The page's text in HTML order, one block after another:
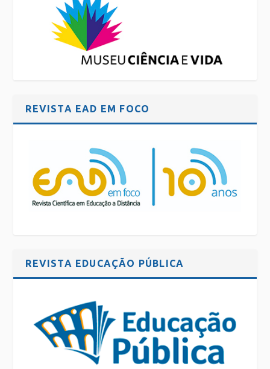
REVISTA EAD EM FOCO
REVISTA EDUCAÇÃO PÚBLICA